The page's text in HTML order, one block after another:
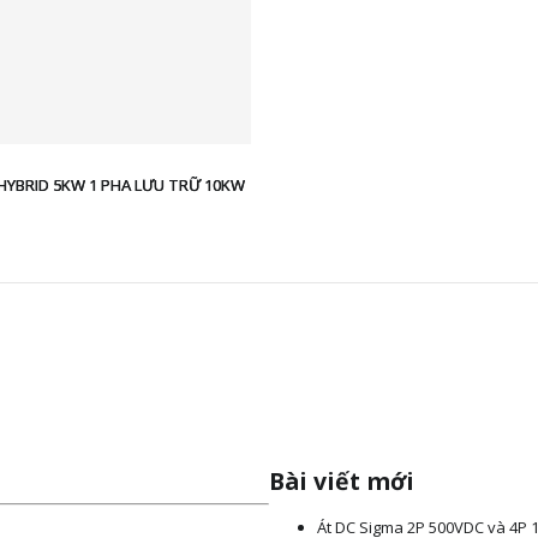
5KW 1 PHA LƯU TRỮ 10KW
Bài viết mới
Át DC Sigma 2P 500VDC và 4P